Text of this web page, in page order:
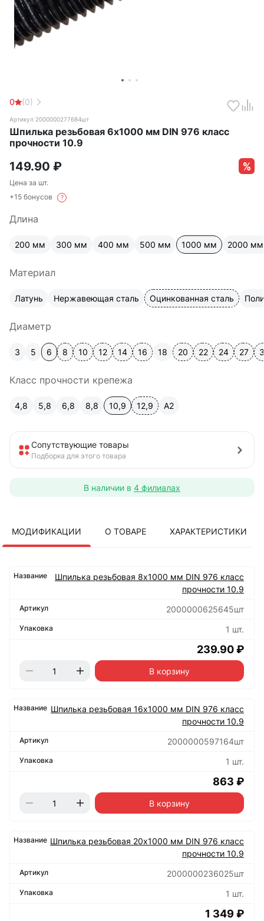
0 (0)
Артикул 2000000277684шт
Шпилька резьбовая 6х1000 мм DIN 976 класс
прочности 10.9
149.90 ₽
Цена за шт.
+15 бонусов
?
Длина
200 мм 300 мм 400 мм 500 мм 1000 мм 2000 мм
Материал
Латунь Нержавеющая сталь Оцинкованная сталь
Диаметр
3 5 6 8 10 12 14 16 18 20 22 24 27
Класс прочности крепежа
4,8 5,8 6,8 8,8 10,9 12,9 A2
Сопутствующие товары
Подборка для этого товара
В наличии в 4 филиалах
МОДИФИКАЦИИ О ТОВАРЕ ХАРАКТЕРИСТИКИ
Шпилька резьбовая 8х1000 мм DIN 976 класс
прочности 10.9
2000000625645шт
1 шт.
239.90 ₽
В корзину
Шпилька резьбовая 16х1000 мм DIN 976 класс
прочности 10.9
2000000597164шт
1 шт.
863 ₽
В корзину
Шпилька резьбовая 20х1000 мм DIN 976 класс
прочности 10.9
2000000236025шт
1 шт.
1 349 ₽